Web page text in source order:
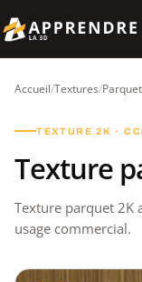
Accueil/Textures/Parquet
TEXTURE 2K ·
Texture
Texture parquet 2K
usage commercial.